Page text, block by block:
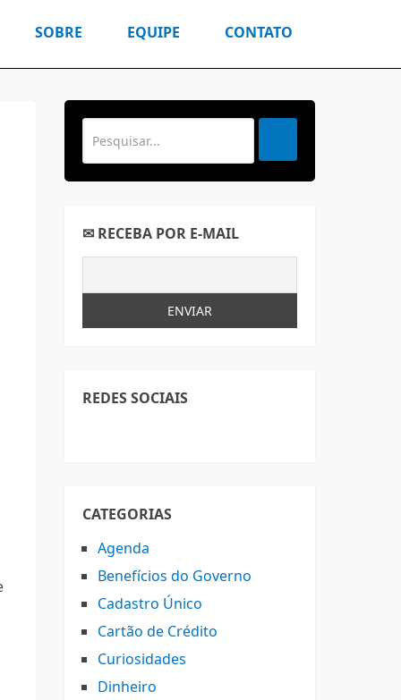
SOBRE EQUIPE CONTATO
✉ RECEBA POR E-MAIL
REDES SOCIAIS
CATEGORIAS
Agenda
Benefícios do Governo
Cadastro Único
Cartão de Crédito
Curiosidades
Dinheiro